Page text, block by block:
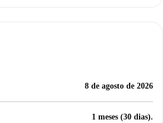
8 de agosto de 2026
1 meses (30 dias).